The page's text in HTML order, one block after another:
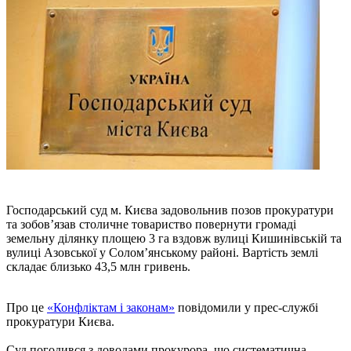
Господарський суд м. Києва задовольнив позов прокуратури
та зобов’язав столичне товариство повернути громаді
земельну ділянку площею 3 га вздовж вулиці Кишинівській та
вулиці Азовської у Солом’янському районі. Вартість землі
складає близько 43,5 млн гривень.
Про це «Конфліктам і законам» повідомили у прес-службі
прокуратури Києва.